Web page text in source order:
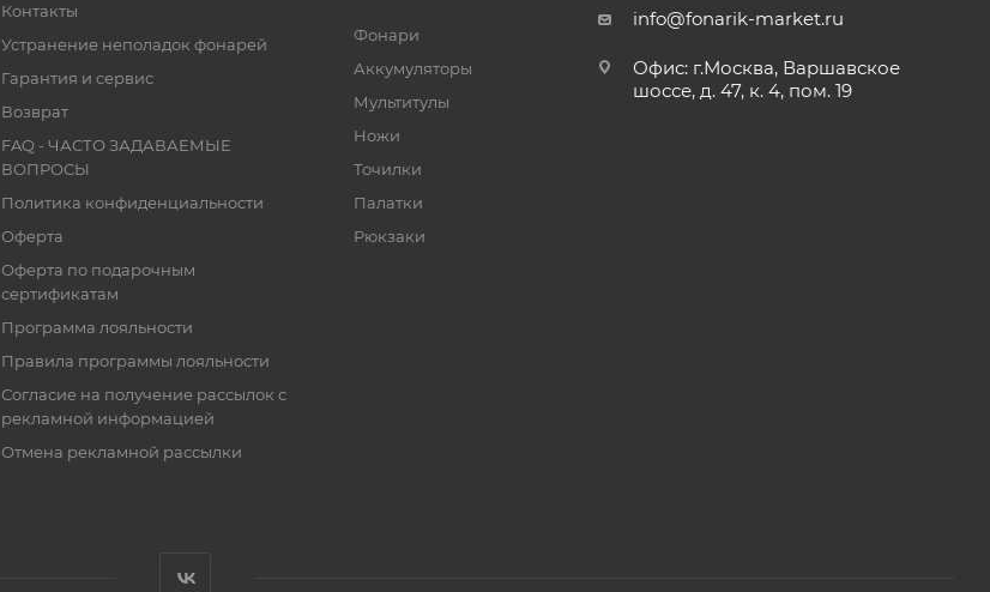
Контакты
Устранение неполадок фонарей
Гарантия и сервис
Возврат
FAQ - ЧАСТО ЗАДАВАЕМЫЕ
ВОПРОСЫ
Политика конфиденциальности
Оферта
Оферта по подарочным
сертификатам
Программа лояльности
Правила программы лояльности
Согласие на получение рассылок с
рекламной информацией
Отмена рекламной рассылки
Фонари
Аккумуляторы
Мультитулы
Ножи
Точилки
Палатки
Рюкзаки
info@fonarik-market.ru
Офис: г.Москва, Варшавское
шоссе, д. 47, к. 4, пом. 19